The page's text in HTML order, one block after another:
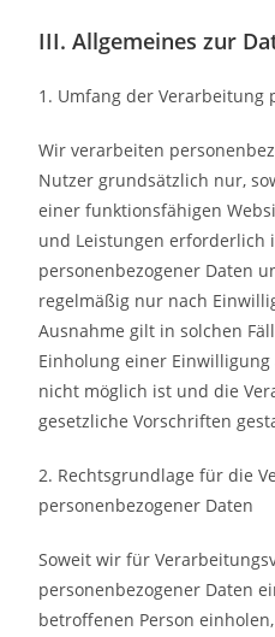
III. Allgemeines zur
1. Umfang der Verarbeitung
Wir verarbeiten
Nutzer grundsätzlich nur,
einer funktionsfähigen
und Leistungen erforderlich
personenbezogener Daten
regelmäßig nur nach
Ausnahme gilt in solchen
Einholung einer
nicht möglich ist und die
gesetzliche Vorschriften
2. Rechtsgrundlage für die
personenbezogener Daten
Soweit wir für
personenbezogener Daten
betroffenen Person